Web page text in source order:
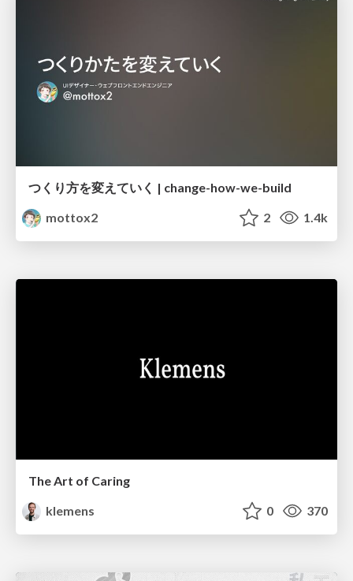
つくり方を変えていく | change-how-we-build
mottox2
2 1.4k
The Art of Caring
klemens
0 370